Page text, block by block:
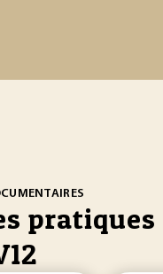
pratiques